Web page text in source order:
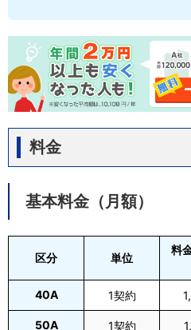
料金
基本料金（月額）
区分 単位
料
40A 1契約
50A 1契約